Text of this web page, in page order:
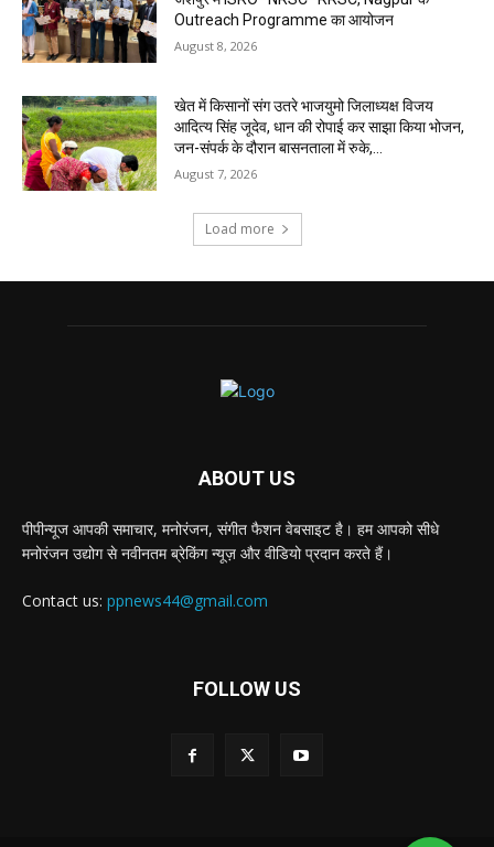
Outreach Programme का आयोजन
August 8, 2026
खेत में किसानों संग उतरे भाजयुमो जिलाध्यक्ष विजय
आदित्य सिंह जूदेव, धान की रोपाई कर साझा किया भोजन,
जन-संपर्क के दौरान बासनताला में रुके,...
August 7, 2026
Load more
ABOUT US
पीपीन्यूज आपकी समाचार, मनोरंजन, संगीत फैशन वेबसाइट है। हम आपको सीधे
मनोरंजन उद्योग से नवीनतम ब्रेकिंग न्यूज़ और वीडियो प्रदान करते हैं।
Contact us: ppnews44@gmail.com
FOLLOW US